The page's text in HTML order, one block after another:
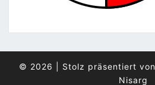
© 2026 Stolz präsentiert von
Nisarg